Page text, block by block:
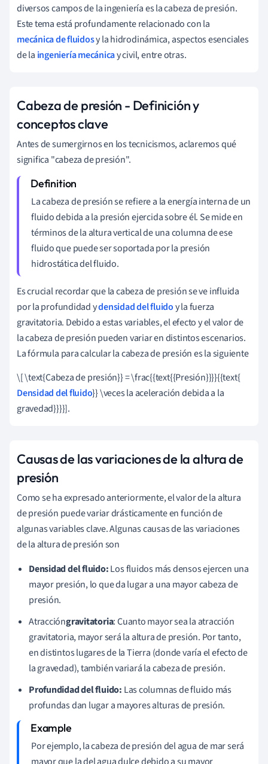
diversos campos de la ingeniería es la cabeza de presión.
Este tema está profundamente relacionado con la
mecánica de fluidosy la hidrodinámica, aspectos esenciales
de la ingeniería mecánicay civil, entre otras.
Cabeza de presión - Definición y
conceptos clave
Antes de sumergirnos en los tecnicismos, aclaremos qué
significa "cabeza de presión".
La cabeza de presión se refiere a la energía interna de un
fluido debida a la presión ejercida sobre él. Se mide en
términos de la altura vertical de una columna de ese
fluido que puede ser soportada por la presión
hidrostática del fluido.
Es crucial recordar que la cabeza de presión se ve influida
por la profundidad ydensidad del fluidoy la fuerza
gravitatoria. Debido a estas variables, el efecto y el valor de
la cabeza de presión pueden variar en distintos escenarios.
La fórmula para calcular la cabeza de presión es la siguiente
\[ \text{Cabeza de presión}} = \frac{{text{{Presión}}}}{{text{
Densidad del fluido}} \veces la aceleración debida a la
gravedad}}}}].
Causas de las variaciones de la altura de
presión
Como se ha expresado anteriormente, el valor de la altura
de presión puede variar drásticamente en función de
algunas variables clave. Algunas causas de las variaciones
de la altura de presión son
Densidad del fluido:Los fluidos más densos ejercen una
mayor presión, lo que da lugar a una mayor cabeza de
presión.
Atraccióngravitatoria: Cuanto mayor sea la atracción
gravitatoria, mayor será la altura de presión. Por tanto,
en distintos lugares de la Tierra (donde varía el efecto de
la gravedad), también variará la cabeza de presión.
Profundidad del fluido: Las columnas de fluido más
profundas dan lugar a mayores alturas de presión.
Por ejemplo, la cabeza de presión del agua de mar será
mayor que la del agua dulce debido a su mayor